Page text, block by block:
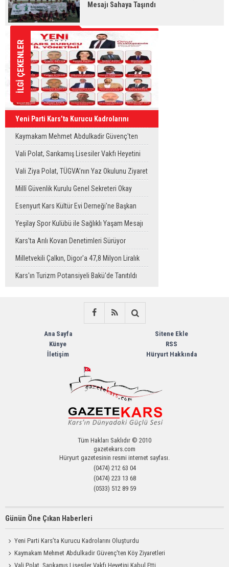
Mesajı Sahaya Taşındı
İLGİ ÇEKENLER
Yeni Parti Kars’ta Kurucu Kadrolarını
Oluşturdu
Kaymakam Mehmet Abdulkadir Güvenç'ten
Köy Ziyaretleri
Vali Polat, Sarıkamış Lisesiler Vakfı Heyetini
Kabul Etti
Vali Ziya Polat, TÜGVA’nın Yaz Okulunu Ziyaret
Etti
Millî Güvenlik Kurulu Genel Sekreteri Okay
Memiş, Kars'ta
Esenyurt Kars Kültür Evi Derneği'ne Başkan
Vekili Can Aksoy'dan ziyaret
Yeşilay Spor Kulübü ile Sağlıklı Yaşam Mesajı
Sahaya Taşındı
Kars'ta Arılı Kovan Denetimleri Sürüyor
Milletvekili Çalkın, Digor'a 47,8 Milyon Liralık
Sağlık Yatırımı Başlıyor
Kars'ın Turizm Potansiyeli Bakü'de Tanıtıldı
Ana Sayfa
Künye
İletişim
Sitene Ekle
RSS
Hüryurt Hakkında
Tüm Hakları Saklıdır © 2010
gazetekars.com
Hüryurt gazetesinin resmi internet sayfası.
(0474) 212 63 04
(0474) 223 13 68
(0533) 512 89 59
Günün Öne Çıkan Haberleri
Yeni Parti Kars’ta Kurucu Kadrolarını Oluşturdu
Kaymakam Mehmet Abdulkadir Güvenç'ten Köy Ziyaretleri
Vali Polat, Sarıkamış Lisesiler Vakfı Heyetini Kabul Etti